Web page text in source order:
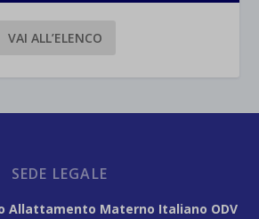
VAI ALL’ELENCO
SEDE LEGALE
Allattamento Materno Italiano ODV